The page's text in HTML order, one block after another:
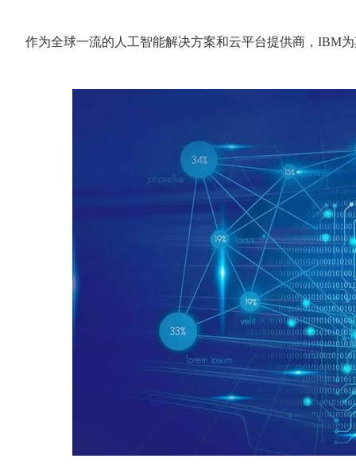
作为全球一流的人工智能解决方案和云平台提供商，IBM